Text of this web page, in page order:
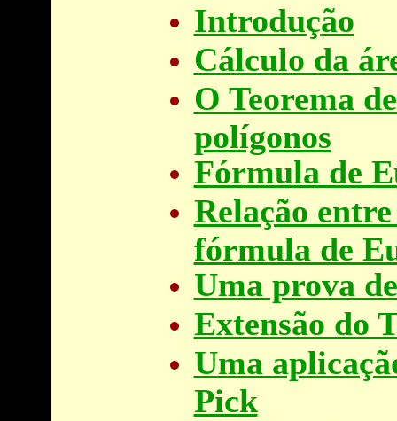
Introdução
Cálculo da
O Teorema
polígonos
Fórmula de
Relação
fórmula de
Uma prova
Extensão do
Uma
Pick